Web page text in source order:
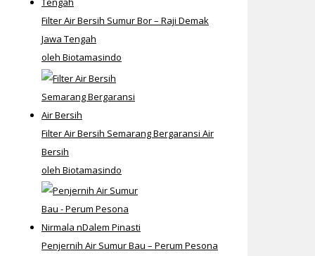
Filter Air Bersih Sumur Bor – Raji Demak
Jawa Tengah
oleh Biotamasindo
Filter Air Bersih Semarang Bergaransi Air
Bersih
oleh Biotamasindo
Penjernih Air Sumur Bau – Perum Pesona